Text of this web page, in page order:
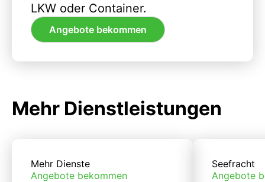
LKW oder Container.
Angebote bekommen
Mehr Dienstleistungen
Mehr Dienste
Angebote bekommen
Seefracht
Angebote